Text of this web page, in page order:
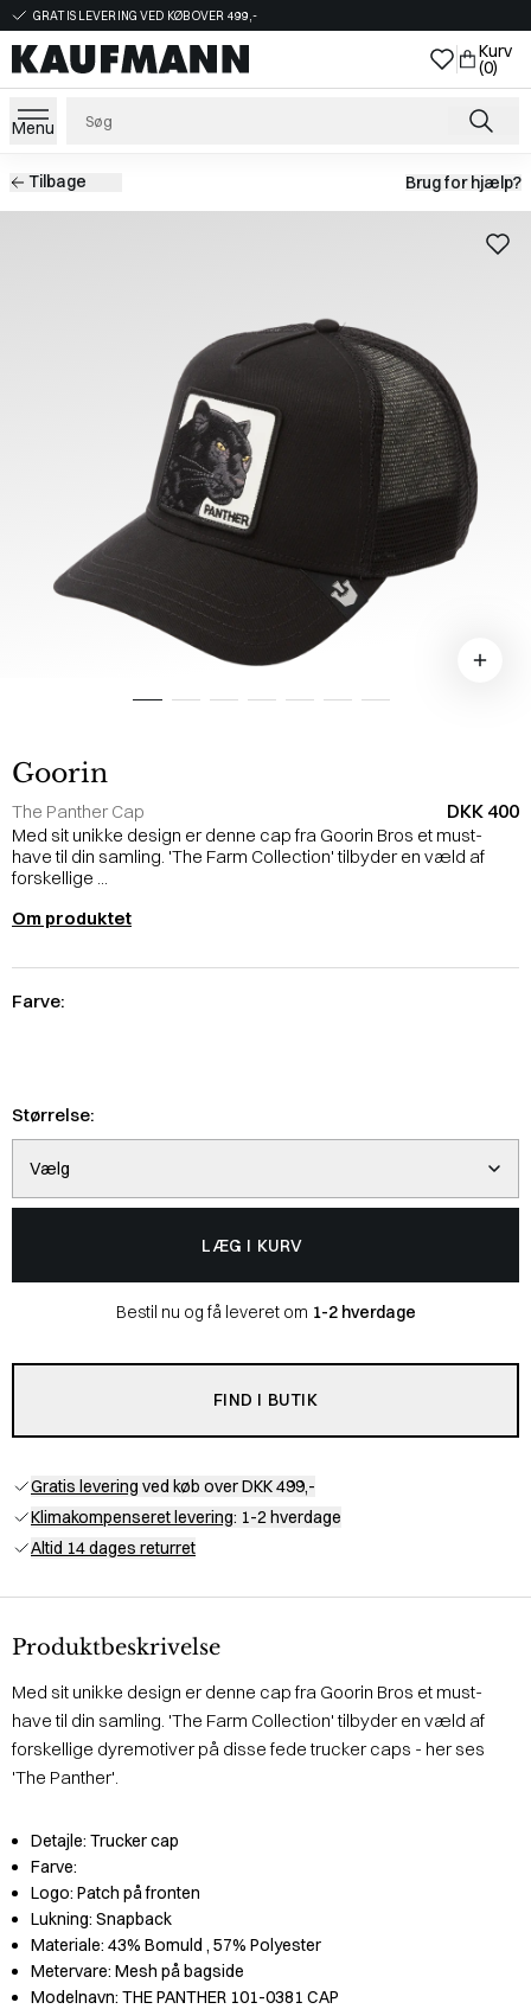
GRATIS LEVERING VED KØB OVER 499,-
Kurv
(0)
Menu
Tilbage Brug for hjælp?
Goorin
The Panther Cap DKK 400
Med sit unikke design er denne cap fra Goorin Bros et must-
have til din samling. 'The Farm Collection' tilbyder en væld af
forskellige ...
Om produktet
Farve:
Størrelse:
Vælg
LÆG I KURV
Bestil nu og få leveret om 1-2 hverdage
FIND I BUTIK
Gratis levering ved køb over DKK 499,-
Klimakompenseret levering: 1-2 hverdage
Altid 14 dages returret
Produktbeskrivelse
Med sit unikke design er denne cap fra Goorin Bros et must-
have til din samling. 'The Farm Collection' tilbyder en væld af
forskellige dyremotiver på disse fede trucker caps - her ses
'The Panther'.
Detajle: Trucker cap
Farve:
Logo: Patch på fronten
Lukning: Snapback
Materiale: 43% Bomuld , 57% Polyester
Metervare: Mesh på bagside
Modelnavn: THE PANTHER 101-0381 CAP